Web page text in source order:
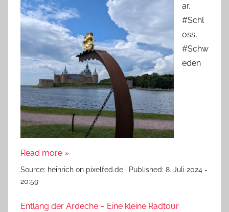
ar,
#Schl
oss,
#Schw
eden
Read more »
Source: heinrich on pixelfed.de Published: 8. Juli 2024 -
20:59
Entlang der Ardeche – Eine kleine Radtour